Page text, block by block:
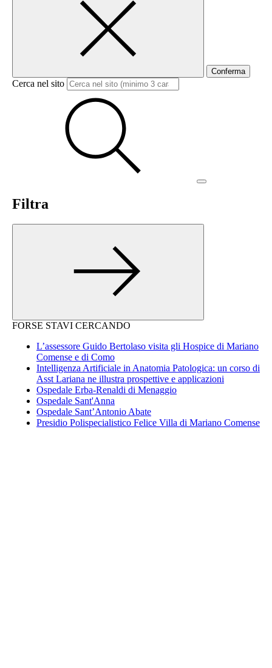
Conferma
Cerca nel sito
Filtra
FORSE STAVI CERCANDO
L’assessore Guido Bertolaso visita gli Hospice di Mariano
Comense e di Como
Intelligenza Artificiale in Anatomia Patologica: un corso di
Asst Lariana ne illustra prospettive e applicazioni
Ospedale Erba-Renaldi di Menaggio
Ospedale Sant'Anna
Ospedale Sant’Antonio Abate
Presidio Polispecialistico Felice Villa di Mariano Comense